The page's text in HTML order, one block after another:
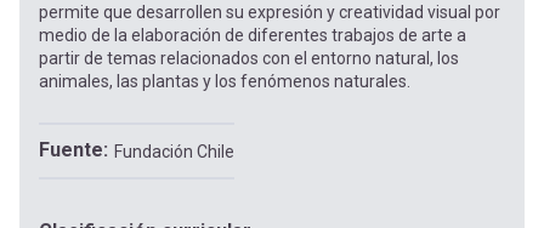
permite que desarrollen su expresión y creatividad visual por
medio de la elaboración de diferentes trabajos de arte a
partir de temas relacionados con el entorno natural, los
animales, las plantas y los fenómenos naturales.
Fuente Fundación Chile